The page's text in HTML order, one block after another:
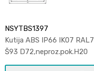
NSYTBS1397
Kutija ABS IP66 IK07
Š93 D72,neproz.pok.H20